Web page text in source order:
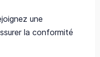
une
la conformité